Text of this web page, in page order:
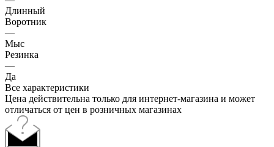
Длинный
Воротник
—
Мыс
Резинка
—
Да
Все характеристики
Цена действительна только для интернет-магазина и может
отличаться от цен в розничных магазинах